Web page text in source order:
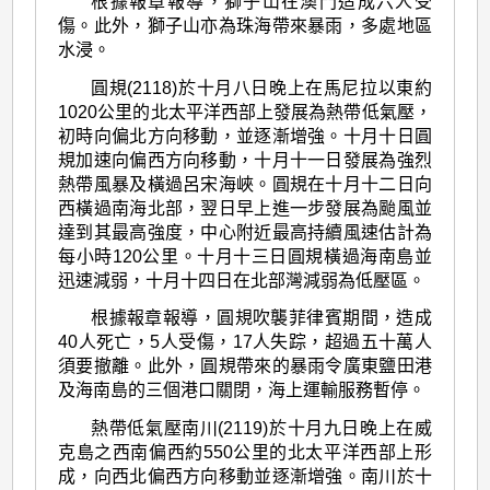
傷。此外，獅子山亦為珠海帶來暴雨，多處地區
水浸。
圓規(2118)於十月八日晚上在馬尼拉以東約
1020公里的北太平洋西部上發展為熱帶低氣壓，
初時向偏北方向移動，並逐漸增強。十月十日圓
規加速向偏西方向移動，十月十一日發展為強烈
熱帶風暴及橫過呂宋海峽。圓規在十月十二日向
西橫過南海北部，翌日早上進一步發展為颱風並
達到其最高強度，中心附近最高持續風速估計為
每小時120公里。十月十三日圓規橫過海南島並
迅速減弱，十月十四日在北部灣減弱為低壓區。
根據報章報導，圓規吹襲菲律賓期間，造成
40人死亡，5人受傷，17人失踪，超過五十萬人
須要撤離。此外，圓規帶來的暴雨令廣東鹽田港
及海南島的三個港口關閉，海上運輸服務暫停。
熱帶低氣壓南川(2119)於十月九日晚上在威
克島之西南偏西約550公里的北太平洋西部上形
成，向西北偏西方向移動並逐漸增強。南川於十